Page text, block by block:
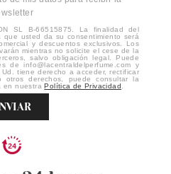
SL B-66515875. La finalidad del
usted da su consentimiento será
y descuentos exclusivos. Los
mientras no solicite el cese de la
salvo obligación legal. Puede
de info@lacentraldelperfume.com y
tiene derecho a acceder, rectificar
derechos, puede consultar la
en nuestraPolítica de Privacidad